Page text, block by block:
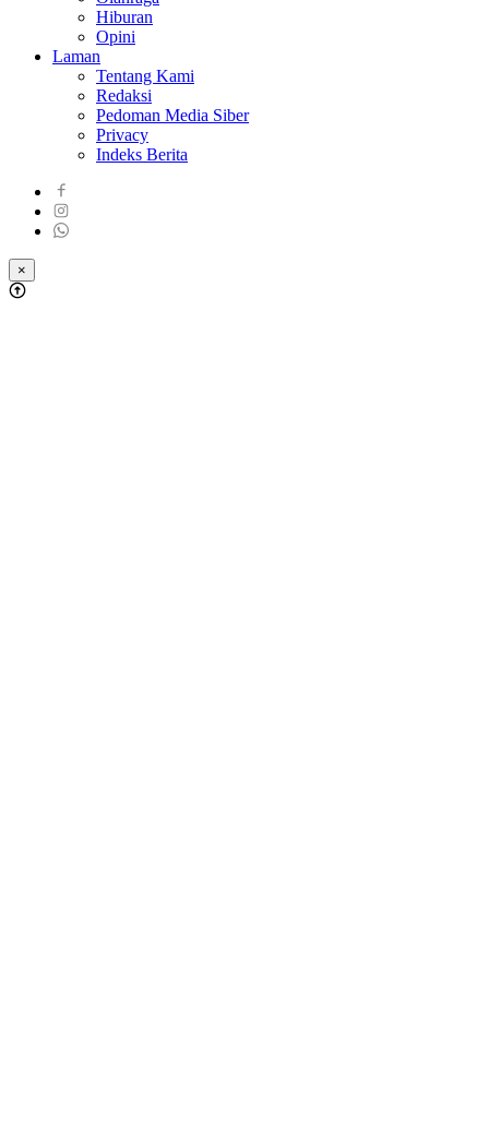
Hiburan
Opini
Laman
Tentang Kami
Redaksi
Pedoman Media Siber
Privacy
Indeks Berita
×